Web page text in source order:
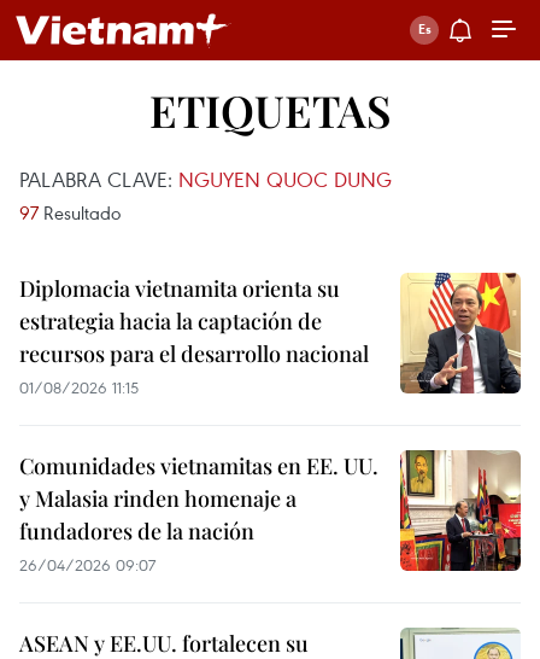
ETIQUETAS
PALABRA CLAVE: NGUYEN QUOC DUNG
97 Resultado
Diplomacia vietnamita orienta su
estrategia hacia la captación de
recursos para el desarrollo nacional
01/08/2026 11:15
Comunidades vietnamitas en EE. UU.
y Malasia rinden homenaje a
fundadores de la nación
26/04/2026 09:07
ASEAN y EE.UU. fortalecen su